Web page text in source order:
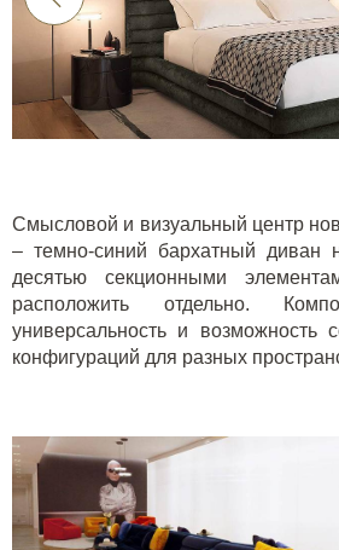
Смысловой и визуальный центр
– темно-синий бархатный
десятью секционными
расположить отдельно.
универсальность и возможность
конфигураций для разных